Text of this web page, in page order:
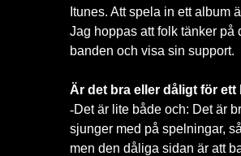
Itunes. Att spela in ett album
Jag hoppas att folk tänker
banden och visa sin support.
Är det bra eller dåligt för
-Det är lite både och: Det är
sjunger med på spelningar,
men den dåliga sidan är att